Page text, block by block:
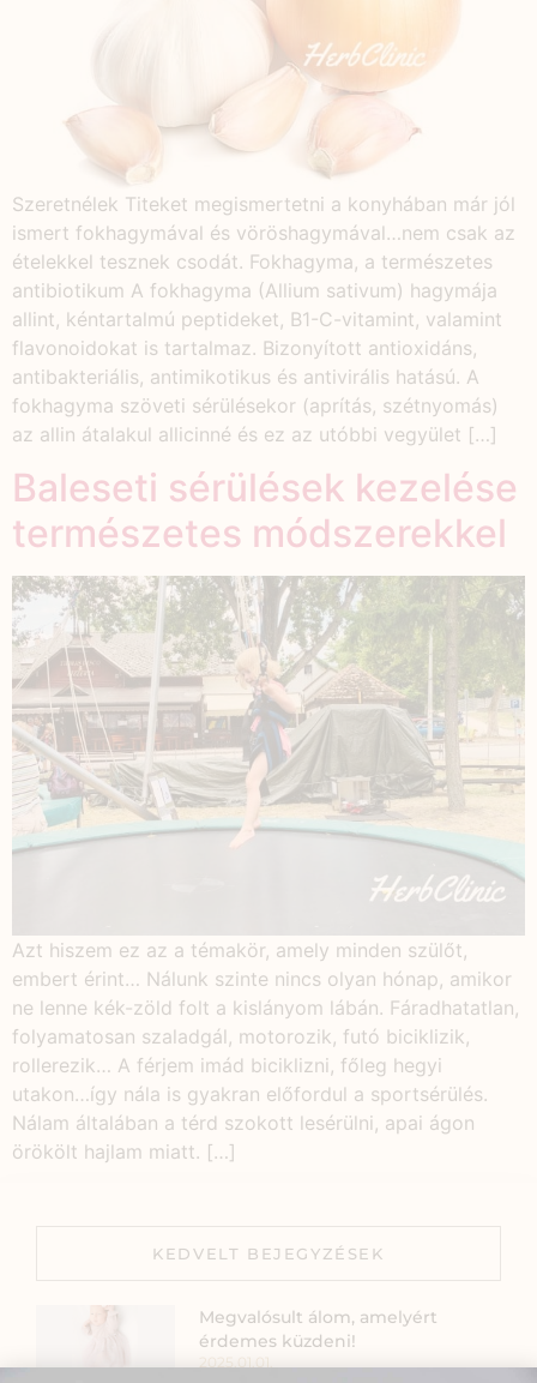
Szeretnélek Titeket megismertetni a konyhában már jól
ismert fokhagymával és vöröshagymával…nem csak az
ételekkel tesznek csodát. Fokhagyma, a természetes
antibiotikum A fokhagyma (Allium sativum) hagymája
allint, kéntartalmú peptideket, B1-C-vitamint, valamint
flavonoidokat is tartalmaz. Bizonyított antioxidáns,
antibakteriális, antimikotikus és antivirális hatású. A
fokhagyma szöveti sérülésekor (aprítás, szétnyomás)
az allin átalakul allicinné és ez az utóbbi vegyület […]
Baleseti sérülések kezelése
természetes módszerekkel
Azt hiszem ez az a témakör, amely minden szülőt,
embert érint… Nálunk szinte nincs olyan hónap, amikor
ne lenne kék-zöld folt a kislányom lábán. Fáradhatatlan,
folyamatosan szaladgál, motorozik, futó biciklizik,
rollerezik… A férjem imád biciklizni, főleg hegyi
utakon…így nála is gyakran előfordul a sportsérülés.
Nálam általában a térd szokott lesérülni, apai ágon
örökölt hajlam miatt. […]
KEDVELT BEJEGYZÉSEK
Megvalósult álom, amelyért
érdemes küzdeni!
2025.01.01.